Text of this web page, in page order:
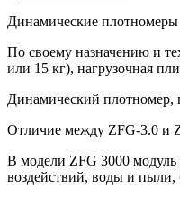
Динамические плотномеры
По своему назначению и
или 15 кг), нагрузочная
Динамический плотномер,
Отличие между ZFG-3.0 и
В модели ZFG 3000 модуль
воздействий, воды и